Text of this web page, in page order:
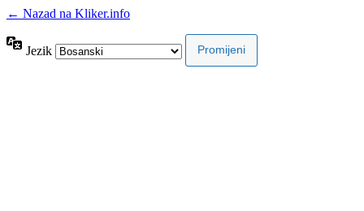
← Nazad na Kliker.info
Jezik